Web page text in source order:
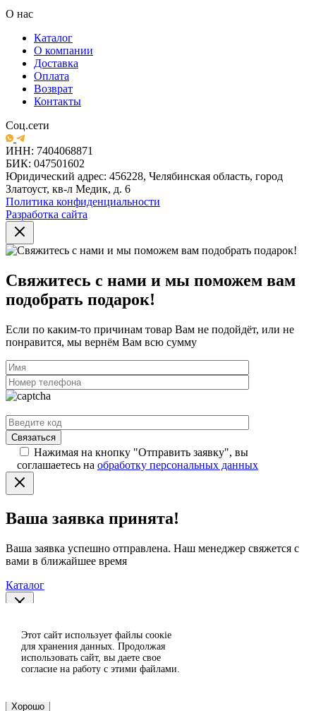
О нас
Каталог
О компании
Доставка
Оплата
Возврат
Контакты
Соц.сети
ИНН: 7404068871
БИК: 047501602
Юридический адрес: 456228, Челябинская область, город
Златоуст, кв-л Медик, д. 6
Политика конфиденциальности
Разработка сайта
Свяжитесь с нами и мы поможем вам
подобрать подарок!
Если по каким-то причинам товар Вам не подойдёт, или не
понравится, мы вернём Вам всю сумму
Нажимая на кнопку "Отправить заявку", вы
соглашаетесь на обработку персональных данных
Ваша заявка принята!
Ваша заявка успешно отправлена. Наш менеджер свяжется с
вами в ближайшее время
Каталог
Спасибо за отзыв!
Ваш отзыв отправлен на модерацию и появится на сайте
Хорошо
Этот сайт использует файлы сoокіе
для хранения данных. Продолжая
использовать сайт, вы даете свое
согласие на работу с этими файлами.